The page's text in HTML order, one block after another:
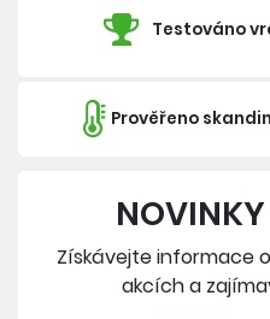
Testováno
Prověřeno
Získávejte informace
akcích a